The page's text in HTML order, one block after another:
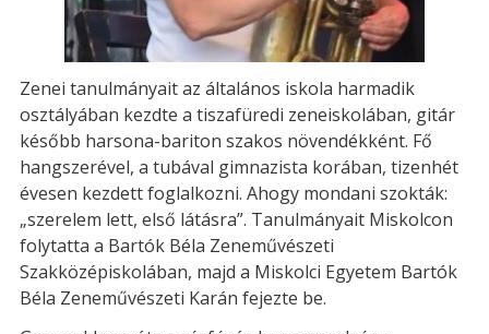
Zenei tanulmányait az általános iskola harmadik
osztályában kezdte a tiszafüredi zeneiskolában, gitár
később harsona-bariton szakos növendékként. Fő
hangszerével, a tubával gimnazista korában, tizenhét
évesen kezdett foglalkozni. Ahogy mondani szokták:
„szerelem lett, első látásra”. Tanulmányait Miskolcon
folytatta a Bartók Béla Zeneművészeti
Szakközépiskolában, majd a Miskolci Egyetem Bartók
Béla Zeneművészeti Karán fejezte be.